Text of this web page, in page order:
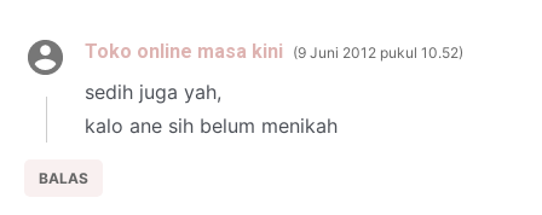
Toko online masa kini 9 Juni 2012 pukul 10.52
sedih juga yah,
kalo ane sih belum menikah
BALAS